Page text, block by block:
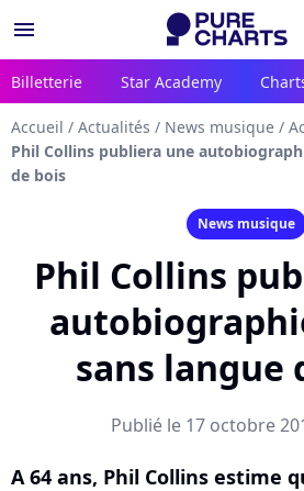
menu
Billetterie Star Academy
Accueil / Actualités / News musique /
Phil Collins publiera une
de bois
News musique
Phil Collins
sans langue
Publié le 17 octobre
A 64 ans, Phil Collins estime